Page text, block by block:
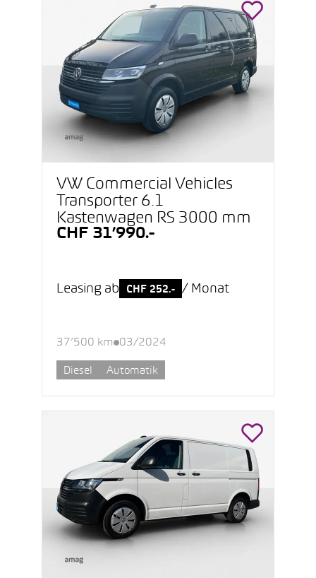
VW Commercial Vehicles
Transporter 6.1
Kastenwagen RS 3000 mm
CHF 31’990.-
Leasing ab CHF 252.- / Monat
37’500 km 03/2024
Diesel Automatik